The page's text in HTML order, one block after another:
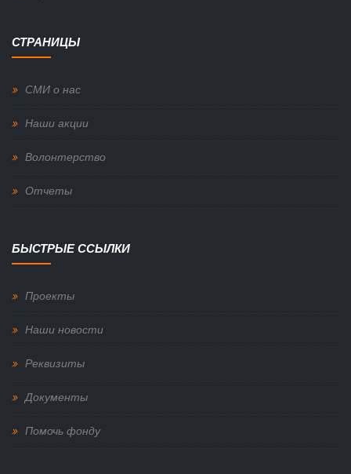
СТРАНИЦЫ
СМИ о нас
Наши акции
Волонтерство
Отчеты
БЫСТРЫЕ ССЫЛКИ
Проекты
Наши новости
Реквизиты
Документы
Помочь фонду